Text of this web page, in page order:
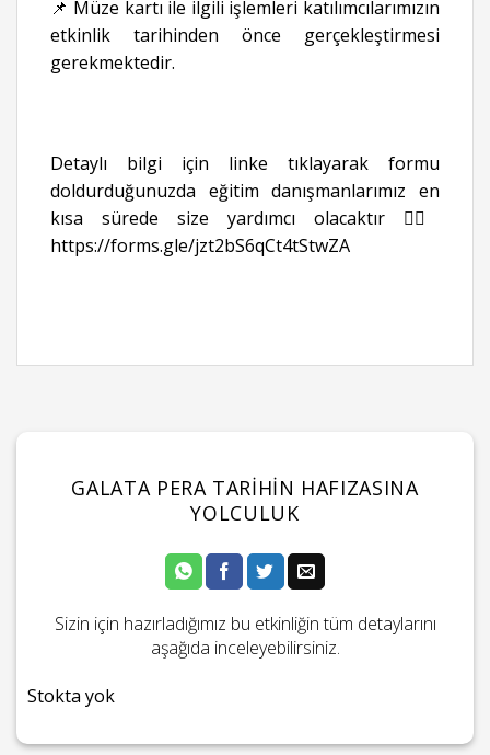
📌 Müze kartı ile ilgili işlemleri katılımcılarımızın
etkinlik tarihinden önce gerçekleştirmesi
gerekmektedir.
Detaylı bilgi için linke tıklayarak formu
doldurduğunuzda eğitim danışmanlarımız en
kısa sürede size yardımcı olacaktır 👉🏻
https://forms.gle/jzt2bS6qCt4tStwZA
GALATA PERA TARIHIN HAFIZASINA
YOLCULUK
Sizin için hazırladığımız bu etkinliğin tüm detaylarını
aşağıda inceleyebilirsiniz.
Stokta yok